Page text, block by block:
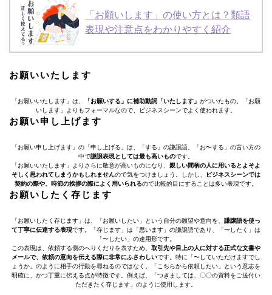
「お願いします」の使い方とは？類語
表現や注意点をわかりやすく紹介
お願いいたします
「お願いいたします」は、 「お願いする」に補助動詞「いたします」 がついたもの。「お願
いします」よりもフォーマルなので、ビジネスシーンでよく使われます。
お願い申し上げます
「お願い申し上げます」の「申し上げる」は、「する」の謙譲語。「お〜する」の言い方の
中で謙譲表現としては最も高いものです。
「お願いいたします」よりさらに敬意が高いものになり、 親しい間柄の人に用いるとよそよ
そしく思われてしまうかもしれませんので気をつけましょう。しかし、
ビジネスシーンでは
契約の際や、時節の挨拶の際によく用いられるので比較的目にすることは多い表現です。
お願いしたく存じます
「お願いしたく存じます」は、「お願いしたい」という自分の願望や意向を、 謙譲語を使っ
て丁寧に伝達する表現です。「存じます」は「思います」の謙譲語であり、「〜したく」は
「〜したい」の連用形です。
この表現は、依頼する側のへりくだりを表すため、 取引先や目上の人に対する正式な文書や
メールで、依頼の意向を伝える際に非常にふさわしいです。特に「〜していただけますでし
ょうか」のように相手の行動を尋ねるのではなく、「こちらから依頼したい」という意志を
明確に、かつ丁重に伝える点が特徴です。例えば、「つきましては、〇〇の資料をご送付い
ただきたく存じます」のように使用します。